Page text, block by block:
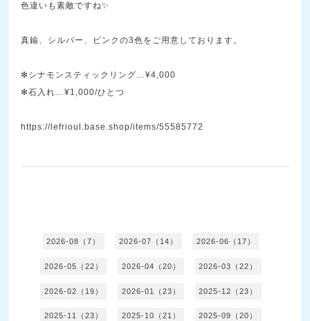
色違いも素敵ですね✨
真鍮、シルバー、ピンクの3色をご用意しております。
✻シナモンスティックリング…¥4,000
✻石入れ…¥1,000/ひとつ
https://lefrioul.base.shop/items/55585772
2026-08（7） 2026-07（14） 2026-06（17）
2026-05（22） 2026-04（20） 2026-03（22）
2026-02（19） 2026-01（23） 2025-12（23）
2025-11（23） 2025-10（21） 2025-09（20）